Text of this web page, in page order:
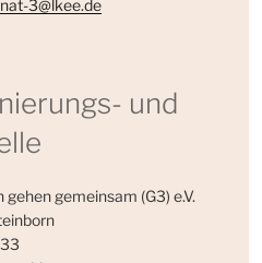
3@lkee.de
und
gehen gemeinsam (G3) e.V.